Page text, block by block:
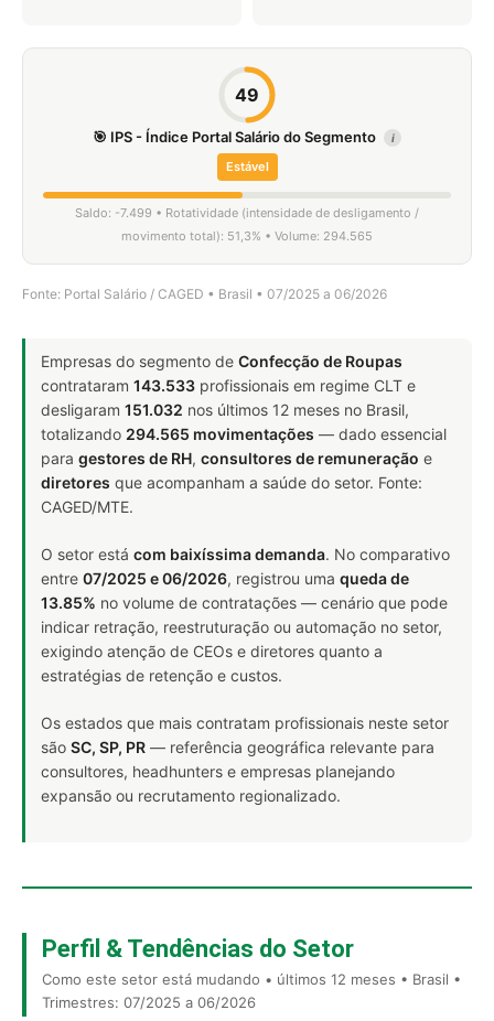
49
🎯 IPS - Índice Portal Salário do Segmento i
Estável
Saldo: -7.499 • Rotatividade (intensidade de desligamento /
movimento total): 51,3% • Volume: 294.565
Fonte: Portal Salário / CAGED • Brasil • 07/2025 a 06/2026
Empresas do segmento de Confecção de Roupas
contrataram 143.533 profissionais em regime CLT e
desligaram 151.032 nos últimos 12 meses no Brasil,
totalizando 294.565 movimentações — dado essencial
para gestores de RH, consultores de remuneração e
diretores que acompanham a saúde do setor. Fonte:
CAGED/MTE.
O setor está com baixíssima demanda. No comparativo
entre 07/2025 e 06/2026, registrou uma queda de
13.85% no volume de contratações — cenário que pode
indicar retração, reestruturação ou automação no setor,
exigindo atenção de CEOs e diretores quanto a
estratégias de retenção e custos.
Os estados que mais contratam profissionais neste setor
são SC, SP, PR — referência geográfica relevante para
consultores, headhunters e empresas planejando
expansão ou recrutamento regionalizado.
Perfil & Tendências do Setor
Como este setor está mudando • últimos 12 meses • Brasil •
Trimestres: 07/2025 a 06/2026